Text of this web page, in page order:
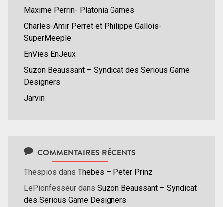
Maxime Perrin- Platonia Games
Charles-Amir Perret et Philippe Gallois-
SuperMeeple
EnVies EnJeux
Suzon Beaussant – Syndicat des Serious Game
Designers
Jarvin
COMMENTAIRES RÉCENTS
Thespios dans Thebes – Peter Prinz
LePionfesseur dans Suzon Beaussant – Syndicat
des Serious Game Designers